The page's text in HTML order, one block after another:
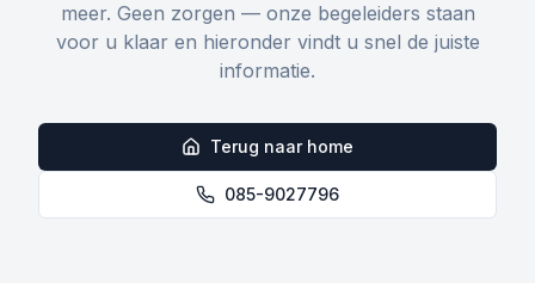
meer. Geen zorgen — onze begeleiders staan
voor u klaar en hieronder vindt u snel de juiste
informatie.
Terug naar home
085-9027796